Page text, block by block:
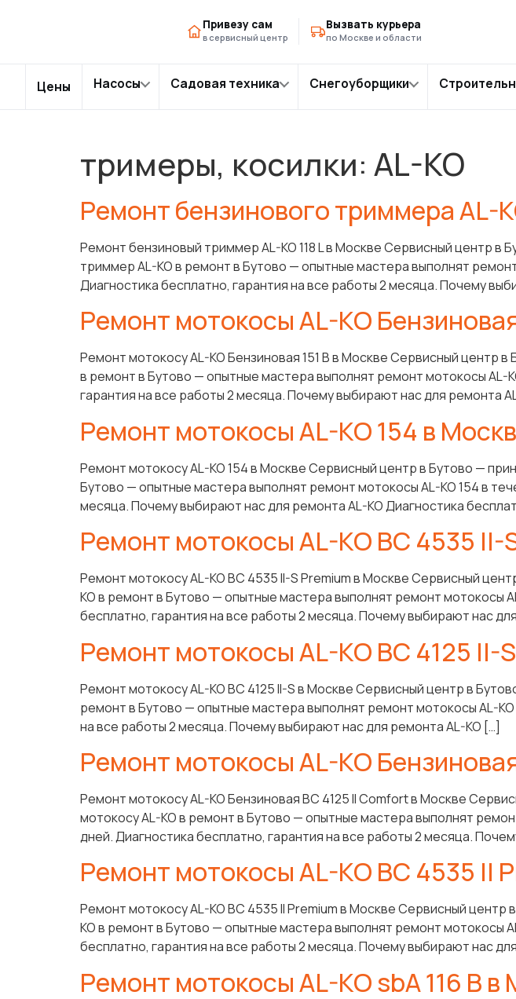
Привезу сам
в сервисный центр
Вызвать курьера
по Москве и области
Цены Насосы Садовая техника Снегоуборщики
тримеры, косилки: AL-KO
Ремонт бензинового триммера AL-
Ремонт бензиновый триммер AL-KO 118 L в Москве Сервисный центр
триммер AL-KO в ремонт в Бутово — опытные мастера выполнят
Диагностика бесплатно, гарантия на все работы 2 месяца. Почему
Ремонт мотокосы AL-KO
Ремонт мотокосу AL-KO Бензиновая 151 B в Москве Сервисный центр
в ремонт в Бутово — опытные мастера выполнят ремонт мотокосы AL-
гарантия на все работы 2 месяца. Почему выбирают нас для ремонта
Ремонт мотокосы AL-KO 154 в
Ремонт мотокосу AL-KO 154 в Москве Сервисный центр в Бутово —
Бутово — опытные мастера выполнят ремонт мотокосы AL-KO 154 в
месяца. Почему выбирают нас для ремонта AL-KO Диагностика
Ремонт мотокосы AL-KO BC 4535
Ремонт мотокосу AL-KO BC 4535 II-S Premium в Москве Сервисный
KO в ремонт в Бутово — опытные мастера выполнят ремонт мотокосы
бесплатно, гарантия на все работы 2 месяца. Почему выбирают нас
Ремонт мотокосы AL-KO BC 4125 II-
Ремонт мотокосу AL-KO BC 4125 II-S в Москве Сервисный центр в
ремонт в Бутово — опытные мастера выполнят ремонт мотокосы AL-
на все работы 2 месяца. Почему выбирают нас для ремонта AL-KO […]
Ремонт мотокосы AL-KO
Ремонт мотокосу AL-KO Бензиновая BC 4125 II Comfort в Москве
мотокосу AL-KO в ремонт в Бутово — опытные мастера выполнят
дней. Диагностика бесплатно, гарантия на все работы 2 месяца.
Ремонт мотокосы AL-KO BC 4535 II
Ремонт мотокосу AL-KO BC 4535 II Premium в Москве Сервисный
KO в ремонт в Бутово — опытные мастера выполнят ремонт мотокосы
бесплатно, гарантия на все работы 2 месяца. Почему выбирают нас
Ремонт мотокосы AL-KO sbA 116 B в